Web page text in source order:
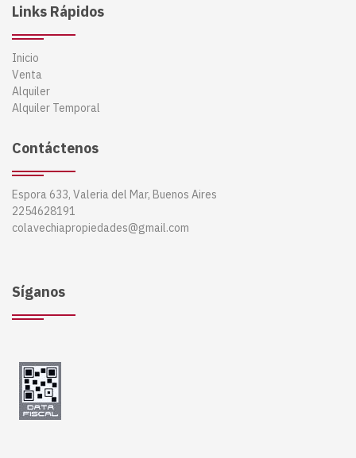
Links Rápidos
Inicio
Venta
Alquiler
Alquiler Temporal
Contáctenos
Espora 633, Valeria del Mar, Buenos Aires
2254628191
colavechiapropiedades@gmail.com
Síganos